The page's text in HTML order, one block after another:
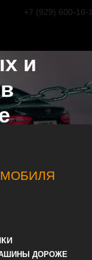
+7 (929) 600-16-
и
ДОРОЖЕ